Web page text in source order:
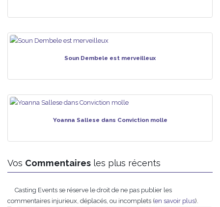
Soun Dembele est merveilleux
Yoanna Sallese dans Conviction molle
Vos Commentaires les plus récents
Casting Events se réserve le droit de ne pas publier les
commentaires injurieux, déplacés, ou incomplets (en savoir plus).